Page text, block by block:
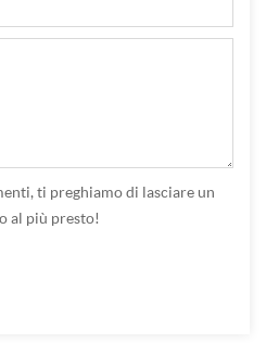
ti preghiamo di lasciare un
al più presto!